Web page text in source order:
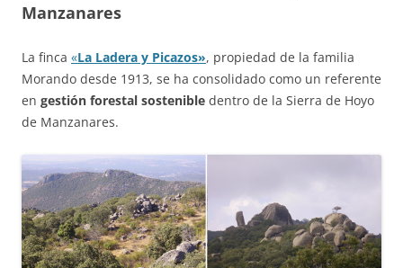
Manzanares
La finca «La Ladera y Picazos», propiedad de la familia
Morando desde 1913, se ha consolidado como un referente
en gestión forestal sostenible dentro de la Sierra de Hoyo
de Manzanares.